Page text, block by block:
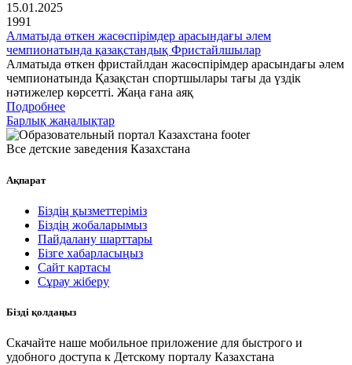
15.01.2025
1991
Алматыда өткен жасөспірімдер арасындағы әлем
чемпионатында қазақстандық Фристайлшылар
Алматыда өткен фристайлдан жасөспірімдер арасындағы әлем
чемпионатында Қазақстан спортшылары тағы да үздік
нәтижелер көрсетті. Жаңа ғана аяқ
Подробнее
Барлық жаңалықтар
Все детские заведения Казахстана
Ақпарат
Біздің қызметтеріміз
Біздің жобаларымыз
Пайдалану шарттары
Бізге хабарласыңыз
Сайт картасы
Сұрау жіберу
Бізді қолдаңыз
Скачайте наше мобильное приложение для быстрого и
удобного доступа к Детскому порталу Казахстана